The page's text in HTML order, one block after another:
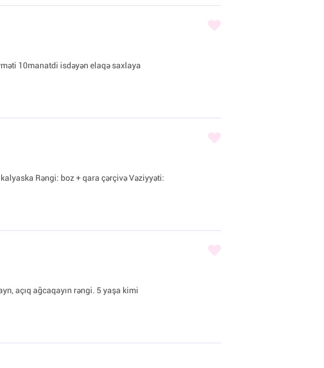
10manatdi isdəyən elaqə saxlaya
Rəngi: boz + qara çərçivə Vəziyyəti:
açıq ağcaqayın rəngi. 5 yaşa kimi